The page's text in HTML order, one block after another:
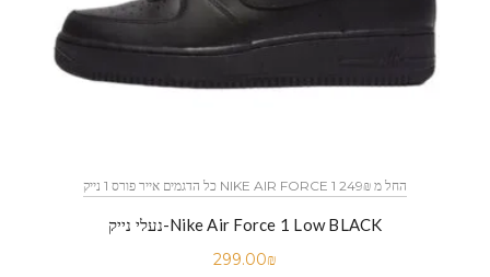
כל הדגמים אייר פורס 1 נייק NIKE AIR FORCE 1 החל מ 249₪
נעלי נייק-Nike Air Force 1 Low BLACK
299.00₪